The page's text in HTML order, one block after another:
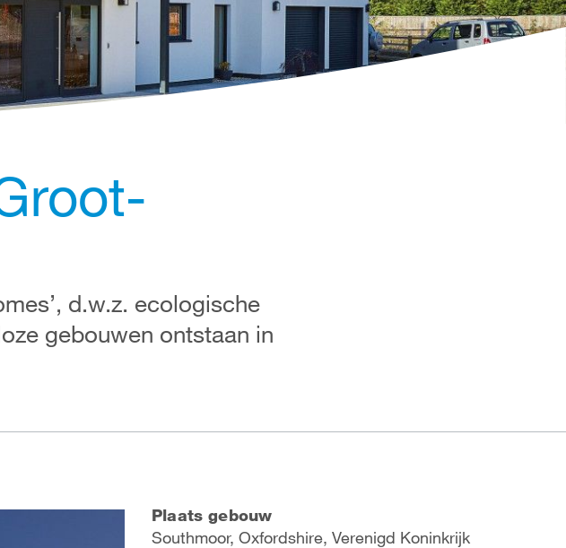
d.w.z. ecologische
gebouwen ontstaan in
Plaats gebouw
Southmoor, Oxfordshire, Verenigd Koninkrijk